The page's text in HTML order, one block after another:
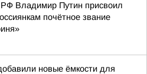
Владимир Путин присвоил
почётное звание
новые ёмкости для